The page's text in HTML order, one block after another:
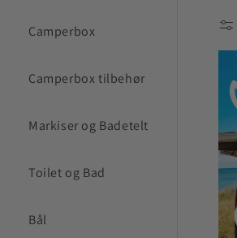
Camperbox
Camperbox tilbehør
Markiser og Badetelt
Toilet og Bad
Bål
l
e
k
t
i